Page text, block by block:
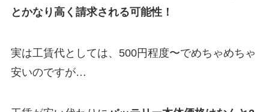
とかなり高く請求される可能性！
実は工賃代としては、500円程度〜でめちゃめちゃ
安いのですが…